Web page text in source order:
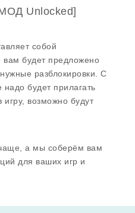
Unlocked]
собой
вам будет предложено
разблокировки. С
будет прилагать
возможно будут
а мы соберём вам
для ваших игр и